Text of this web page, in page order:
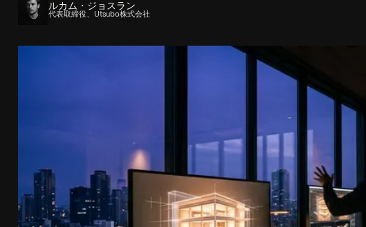
ルカム・ジョスラン
代表取締役、Utsubo株式会社